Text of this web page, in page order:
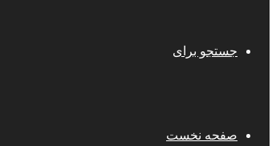
جستجو برای
صفحه نخست